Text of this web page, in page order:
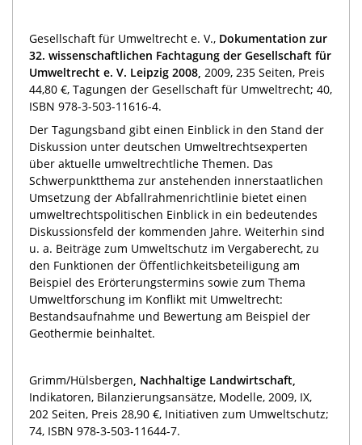
Gesellschaft für Umweltrecht e. V., Dokumentation zur
32. wissenschaftlichen Fachtagung der Gesellschaft für
Umweltrecht e. V. Leipzig 2008, 2009, 235 Seiten, Preis
44,80 €, Tagungen der Gesellschaft für Umweltrecht; 40,
ISBN 978-3-503-11616-4.
Der Tagungsband gibt einen Einblick in den Stand der
Diskussion unter deutschen Umweltrechtsexperten
über aktuelle umweltrechtliche Themen. Das
Schwerpunktthema zur anstehenden innerstaatlichen
Umsetzung der Abfallrahmenrichtlinie bietet einen
umweltrechtspolitischen Einblick in ein bedeutendes
Diskussionsfeld der kommenden Jahre. Weiterhin sind
u. a. Beiträge zum Umweltschutz im Vergaberecht, zu
den Funktionen der Öffentlichkeitsbeteiligung am
Beispiel des Erörterungstermins sowie zum Thema
Umweltforschung im Konflikt mit Umweltrecht:
Bestandsaufnahme und Bewertung am Beispiel der
Geothermie beinhaltet.
Grimm/Hülsbergen , Nachhaltige Landwirtschaft,
Indikatoren, Bilanzierungsansätze, Modelle, 2009, IX,
202 Seiten, Preis 28,90 €, Initiativen zum Umweltschutz;
74, ISBN 978-3-503-11644-7.